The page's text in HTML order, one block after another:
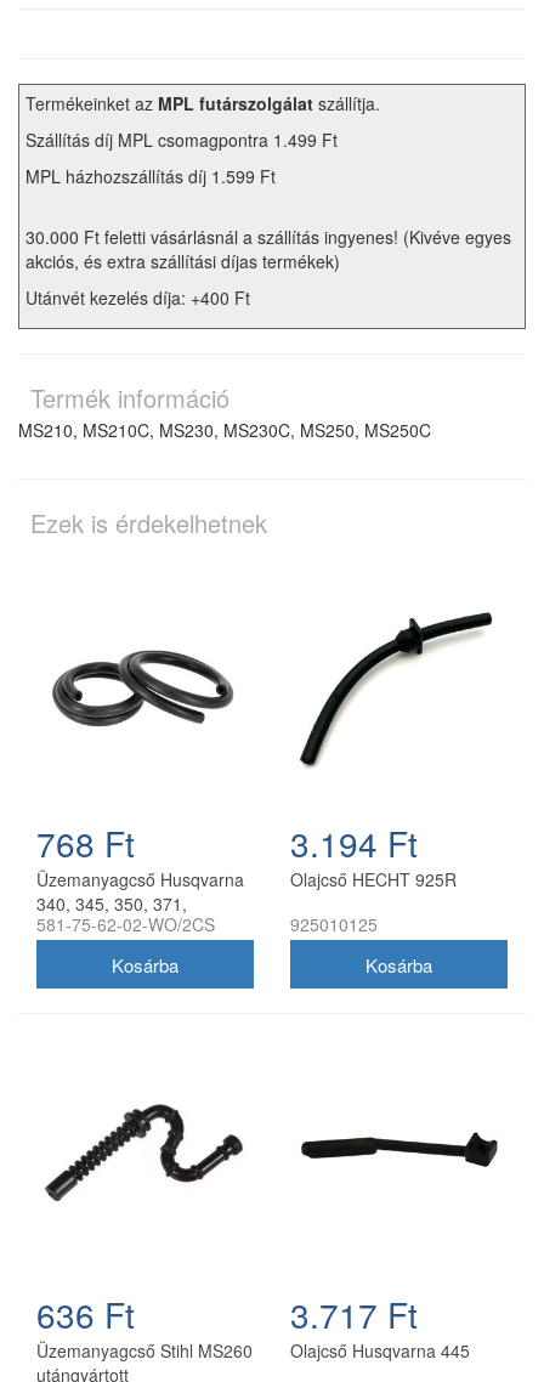
Termékeinket az MPL futárszolgálat szállítja.
Szállítás díj MPL csomagpontra 1.499 Ft
MPL házhozszállítás díj 1.599 Ft
30.000 Ft feletti vásárlásnál a szállítás ingyenes! (Kivéve egyes
akciós, és extra szállítási díjas termékek)
Utánvét kezelés díja: +400 Ft
Termék információ
MS210, MS210C, MS230, MS230C, MS250, MS250C
Ezek is érdekelhetnek
768 Ft
Üzemanyagcső Husqvarna
340, 345, 350, 371,
581-75-62-02-WO/2CS
3.194 Ft
Olajcső HECHT 925R
925010125
636 Ft
Üzemanyagcső Stihl MS260
utángyártott
3.717 Ft
Olajcső Husqvarna 445